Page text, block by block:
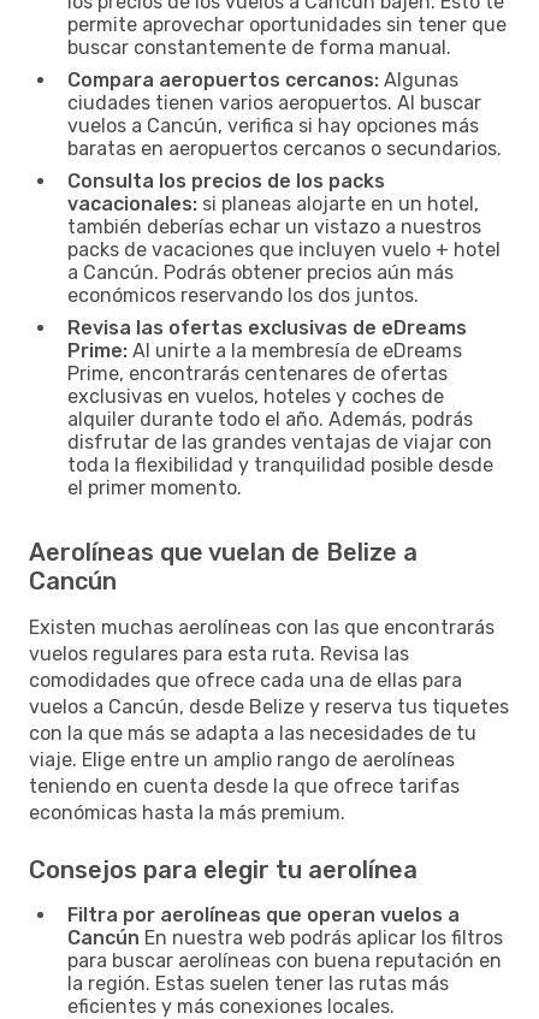
permite aprovechar oportunidades sin tener que
buscar constantemente de forma manual.
Compara aeropuertos cercanos: Algunas
ciudades tienen varios aeropuertos. Al buscar
vuelos a Cancún, verifica si hay opciones más
baratas en aeropuertos cercanos o secundarios.
Consulta los precios de los packs
vacacionales: si planeas alojarte en un hotel,
también deberías echar un vistazo a nuestros
packs de vacaciones que incluyen vuelo + hotel
a Cancún. Podrás obtener precios aún más
económicos reservando los dos juntos.
Revisa las ofertas exclusivas de eDreams
Prime: Al unirte a la membresía de eDreams
Prime, encontrarás centenares de ofertas
exclusivas en vuelos, hoteles y coches de
alquiler durante todo el año. Además, podrás
disfrutar de las grandes ventajas de viajar con
toda la flexibilidad y tranquilidad posible desde
el primer momento.
Aerolíneas que vuelan de Belize a
Cancún
Existen muchas aerolíneas con las que encontrarás
vuelos regulares para esta ruta. Revisa las
comodidades que ofrece cada una de ellas para
vuelos a Cancún, desde Belize y reserva tus tiquetes
con la que más se adapta a las necesidades de tu
viaje. Elige entre un amplio rango de aerolíneas
teniendo en cuenta desde la que ofrece tarifas
económicas hasta la más premium.
Consejos para elegir tu aerolínea
Filtra por aerolíneas que operan vuelos a
Cancún En nuestra web podrás aplicar los filtros
para buscar aerolíneas con buena reputación en
la región. Estas suelen tener las rutas más
eficientes y más conexiones locales.